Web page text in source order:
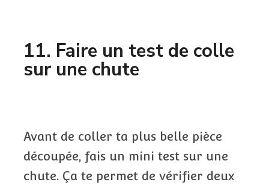
11. Faire un test de colle
sur une chute
Avant de coller ta plus belle pièce
découpée, fais un mini test sur une
chute. Ça te permet de vérifier deux